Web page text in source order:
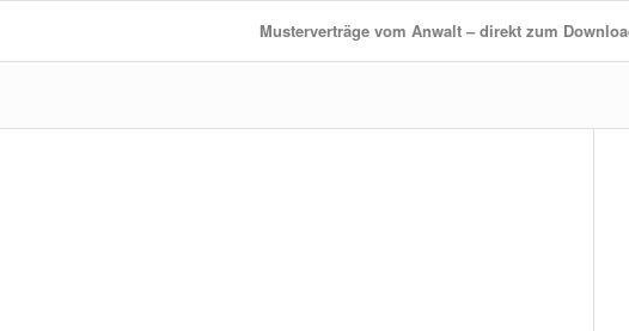
Musterverträge vom Anwalt – direkt zum